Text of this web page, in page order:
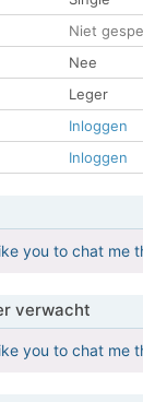
Niet
Nee
Leger
Inloggen
Inloggen
you to chat
verwacht
you to chat